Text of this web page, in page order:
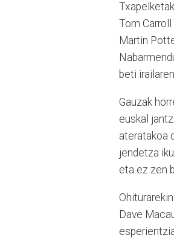
Tom
Martin
beti
Gauzak
euskal
ateratakoa
jendetza
eta ez zen
Dave